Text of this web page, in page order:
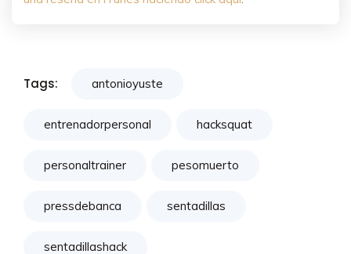
Tags: antonioyuste
entrenadorpersonal hacksquat
personaltrainer pesomuerto
pressdebanca sentadillas
sentadillashack